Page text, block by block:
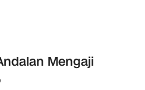
Mengaji